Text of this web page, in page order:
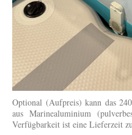
Optional (Aufpreis) kann das
aus Marinealuminium
Verfügbarkeit ist eine Lieferzeit